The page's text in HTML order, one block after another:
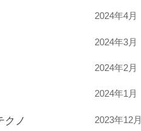
クノ
2024年4月
2024年3月
2024年2月
2024年1月
2023年12月